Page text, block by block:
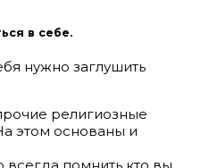
в себе.
нужно заглушить
религиозные
этом основаны и